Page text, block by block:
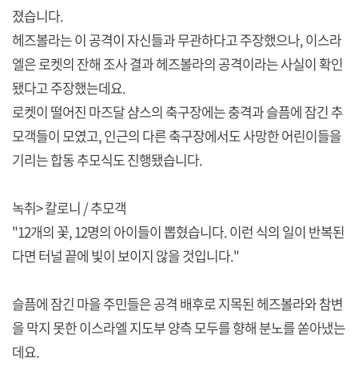
졌습니다.
헤즈볼라는 이 공격이 자신들과 무관하다고 주장했으나, 이스라
엘은 로켓의 잔해 조사 결과 헤즈볼라의 공격이라는 사실이 확인
됐다고 주장했는데요.
로켓이 떨어진 마즈달 샴스의 축구장에는 충격과 슬픔에 잠긴 추
모객들이 모였고, 인근의 다른 축구장에서도 사망한 어린이들을
기리는 합동 추모식도 진행됐습니다.
녹취> 칼로니 / 추모객
"12개의 꽃, 12명의 아이들이 뽑혔습니다. 이런 식의 일이 반복된
다면 터널 끝에 빛이 보이지 않을 것입니다."
슬픔에 잠긴 마을 주민들은 공격 배후로 지목된 헤즈볼라와 참변
을 막지 못한 이스라엘 지도부 양측 모두를 향해 분노를 쏟아냈는
데요.